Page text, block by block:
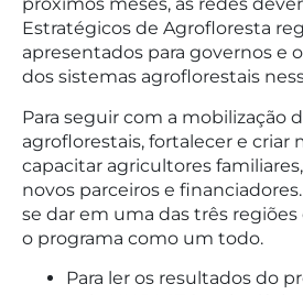
próximos meses, as redes
Estratégicos de Agrofloresta
apresentados para governos e
dos sistemas agroflorestais
Para seguir com a mobilização
agroflorestais, fortalecer e criar
capacitar agricultores
novos parceiros e
se dar em uma das três regiões
o programa como um todo.
Para ler os resultados do